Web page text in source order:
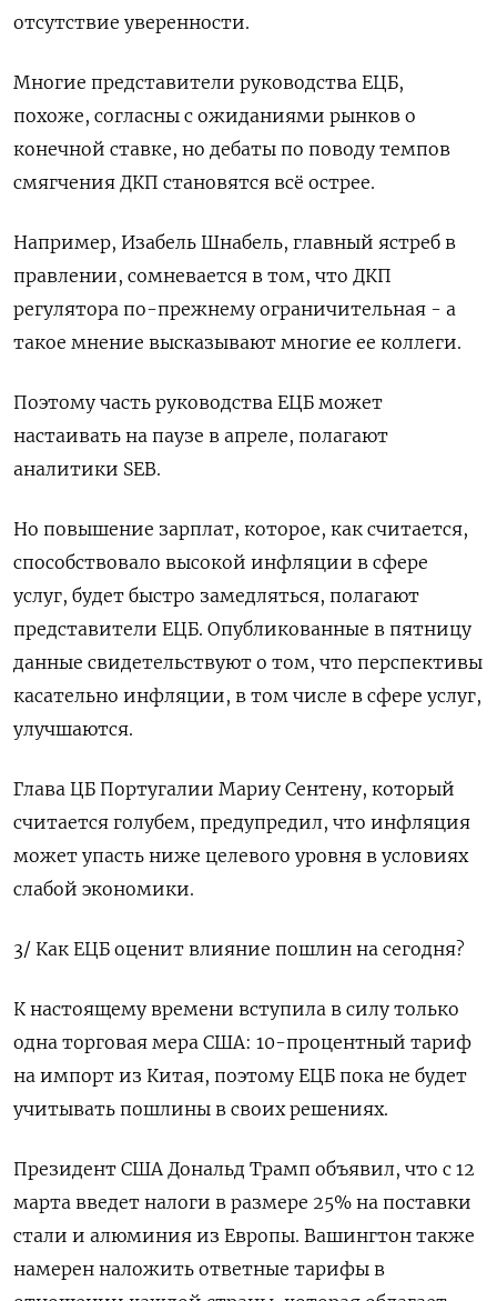
отсутствие уверенности.
Многие представители руководства ЕЦБ,
похоже, согласны с ожиданиями рынков о
конечной ставке, но дебаты по поводу темпов
смягчения ДКП становятся всё острее.
Например, Изабель Шнабель, главный ястреб в
правлении, сомневается в том, что ДКП
регулятора по-прежнему ограничительная - а
такое мнение высказывают многие ее коллеги.
Поэтому часть руководства ЕЦБ может
настаивать на паузе в апреле, полагают
аналитики SEB.
Но повышение зарплат, которое, как считается,
способствовало высокой инфляции в сфере
услуг, будет быстро замедляться, полагают
представители ЕЦБ. Опубликованные в пятницу
данные свидетельствуют о том, что перспективы
касательно инфляции, в том числе в сфере услуг,
улучшаются.
Глава ЦБ Португалии Мариу Сентену, который
считается голубем, предупредил, что инфляция
может упасть ниже целевого уровня в условиях
слабой экономики.
3/ Как ЕЦБ оценит влияние пошлин на сегодня?
К настоящему времени вступила в силу только
одна торговая мера США: 10-процентный тариф
на импорт из Китая, поэтому ЕЦБ пока не будет
учитывать пошлины в своих решениях.
Президент США Дональд Трамп объявил, что с 12
марта введет налоги в размере 25% на поставки
стали и алюминия из Европы. Вашингтон также
намерен наложить ответные тарифы в